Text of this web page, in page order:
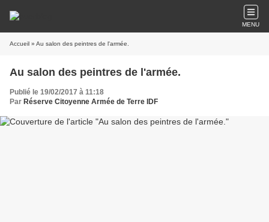
MENU
Accueil » Au salon des peintres de l'armée.
Au salon des peintres de l'armée.
Publié le 19/02/2017 à 11:18
Par Réserve Citoyenne Armée de Terre IDF